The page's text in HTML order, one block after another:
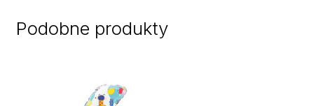
Podobne produkty